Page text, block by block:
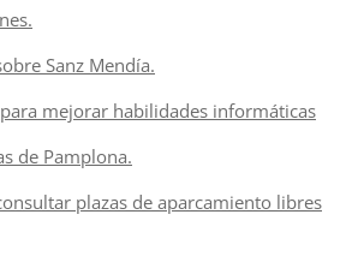
Sanz Mendía.
mejorar habilidades informáticas
de Pamplona.
plazas de aparcamiento libres